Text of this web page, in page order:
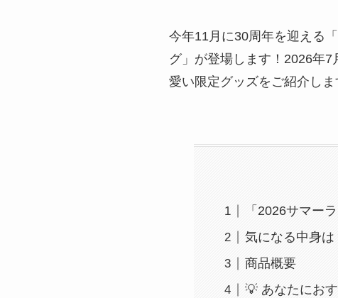
今年11月に30周年を迎える
グ」が登場します！2026年
愛い限定グッズをご紹介しま
「2026サマー
気になる中身
商品概要
💡 あなたにお